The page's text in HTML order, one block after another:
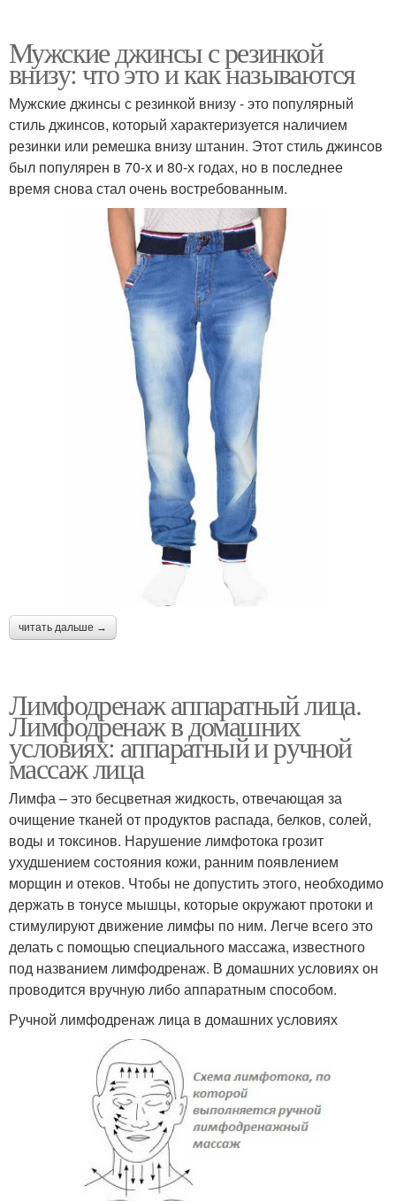
Мужские джинсы с резинкой
внизу: что это и как называются
Мужские джинсы с резинкой внизу - это популярный
стиль джинсов, который характеризуется наличием
резинки или ремешка внизу штанин. Этот стиль джинсов
был популярен в 70-х и 80-х годах, но в последнее
время снова стал очень востребованным.
читать дальше →
Лимфодренаж аппаратный лица.
Лимфодренаж в домашних
условиях: аппаратный и ручной
массаж лица
Лимфа – это бесцветная жидкость, отвечающая за
очищение тканей от продуктов распада, белков, солей,
воды и токсинов. Нарушение лимфотока грозит
ухудшением состояния кожи, ранним появлением
морщин и отеков. Чтобы не допустить этого, необходимо
держать в тонусе мышцы, которые окружают протоки и
стимулируют движение лимфы по ним. Легче всего это
делать с помощью специального массажа, известного
под названием лимфодренаж. В домашних условиях он
проводится вручную либо аппаратным способом.
Ручной лимфодренаж лица в домашних условиях